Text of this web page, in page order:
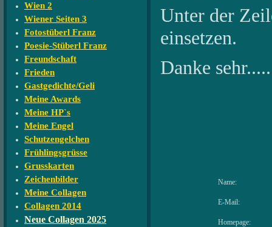
Wien 2
Wiener Seiten 3
Fotostüberl Franz
Poesie-Stüberl Franz
Freundschaft
Frieden
Gastgedichte/Geli
Meine Awards
Meine HP`s
Meine Engel
Schutzengelchen
Frühlingsgrüsse
Grusskarten
Zeichenbilder
Meine Collagen
Collagen 2014
Neue Collagen 2025
Unter der
einsetzen.
Danke
Name:
E-Mail:
Homepage: